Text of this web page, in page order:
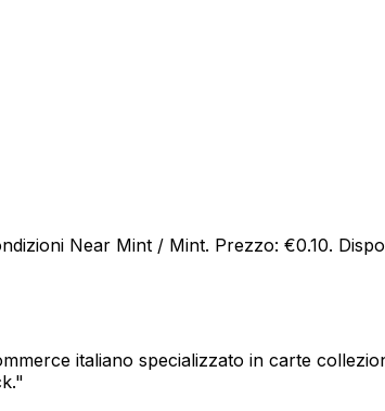
Near Mint / Mint. Prezzo: €0.10.
italiano specializzato in carte
"